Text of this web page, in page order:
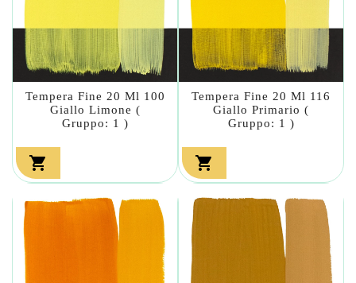
Tempera Fine 20 Ml 100
Giallo Limone (
Gruppo: 1 )

Tempera Fine 20 Ml 116
Giallo Primario (
Gruppo: 1 )
